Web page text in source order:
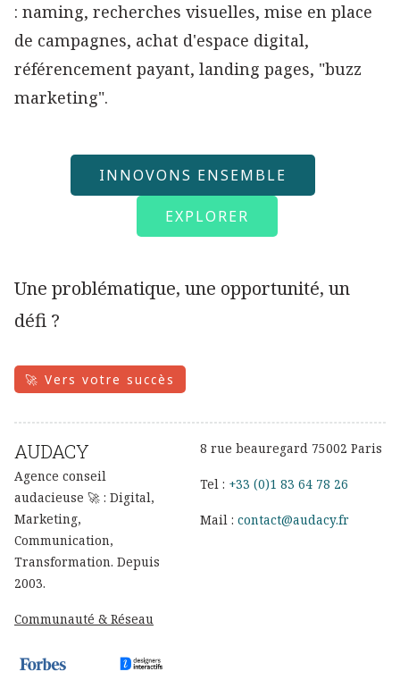
: naming, recherches visuelles, mise en place
de campagnes, achat d'espace digital,
référencement payant, landing pages, "buzz
marketing".
INNOVONS ENSEMBLE
EXPLORER
Une problématique, une opportunité, un
défi ?
🚀 Vers votre succès
AUDACY
Agence conseil
audacieuse 🚀 : Digital,
Marketing,
Communication,
Transformation. Depuis
2003.
Communauté & Réseau
8 rue beauregard 75002 Paris
Tel : +33 (0)1 83 64 78 26
Mail : contact@audacy.fr